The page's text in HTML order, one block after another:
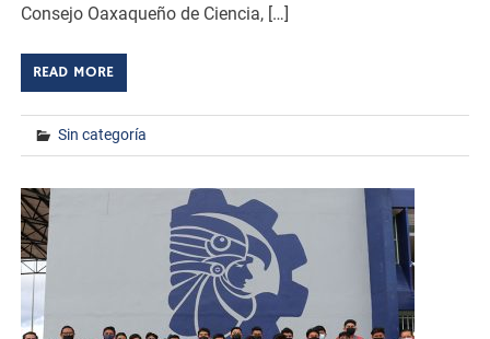
Consejo Oaxaqueño de Ciencia, […]
READ MORE
Sin categoría